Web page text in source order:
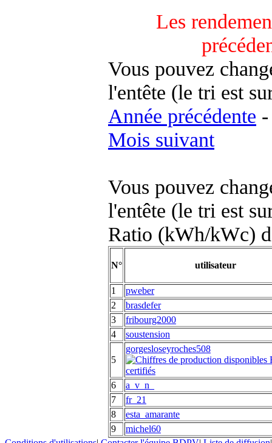
Les
Vous pouvez
l'entête (le tri est
Année précédente -
Mois suivant
Vous pouvez
l'entête (le tri est
Ratio (kWh/kWc)
N° utilisateur
1
pweber
2
brasdefer
3
fribourg2000
4
soustension
5
gorgesloseyroches508
6
a_v_n_
7
fr_21
8
esta_amarante
9
michel60